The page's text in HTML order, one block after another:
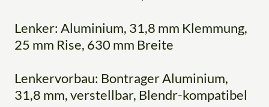
Lenker: Aluminium, 31,8 mm Klemmung,
25 mm Rise, 630 mm Breite
Lenkervorbau: Bontrager Aluminium,
31,8 mm, verstellbar, Blendr-kompatibel